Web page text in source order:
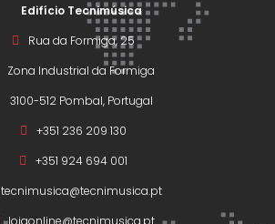
Edifício Tecnimúsica
Rua da Formiga, 25
Zona Industrial da Formiga
3100-512 Pombal, Portugal
+351 236 209 130
+351 924 694 001
tecnimusica@tecnimusica.pt
lojaonline@tecnimusica.pt